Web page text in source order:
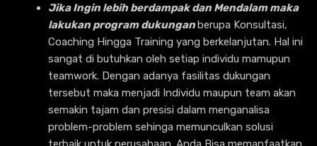
Jika Ingin lebih berdampak dan Mendalam maka
lakukan program dukunganberupa Konsultasi,
Coaching Hingga Training yang berkelanjutan. Hal ini
sangat di butuhkan oleh setiap individu mamupun
teamwork. Dengan adanya fasilitas dukungan
tersebut maka menjadi Individu maupun team akan
semakin tajam dan presisi dalam menganalisa
problem-problem sehinga memunculkan solusi